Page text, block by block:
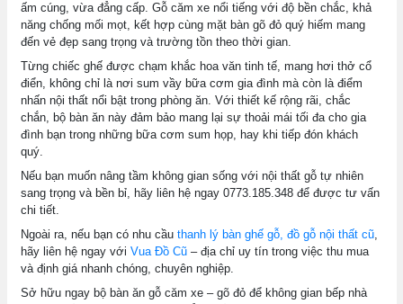
ấm cúng, vừa đẳng cấp. Gỗ căm xe nổi tiếng với độ bền chắc, khả
năng chống mối mọt, kết hợp cùng mặt bàn gõ đỏ quý hiếm mang
đến vẻ đẹp sang trọng và trường tồn theo thời gian.
Từng chiếc ghế được chạm khắc hoa văn tinh tế, mang hơi thở cổ
điển, không chỉ là nơi sum vầy bữa cơm gia đình mà còn là điểm
nhấn nội thất nổi bật trong phòng ăn. Với thiết kế rộng rãi, chắc
chắn, bộ bàn ăn này đảm bảo mang lại sự thoải mái tối đa cho gia
đình bạn trong những bữa cơm sum họp, hay khi tiếp đón khách
quý.
Nếu bạn muốn nâng tầm không gian sống với nội thất gỗ tự nhiên
sang trọng và bền bỉ, hãy liên hệ ngay 0773.185.348 để được tư vấn
chi tiết.
Ngoài ra, nếu bạn có nhu cầu thanh lý bàn ghế gỗ, đồ gỗ nội thất cũ,
hãy liên hệ ngay với Vua Đồ Cũ – địa chỉ uy tín trong việc thu mua
và định giá nhanh chóng, chuyên nghiệp.
Sở hữu ngay bộ bàn ăn gỗ căm xe – gõ đỏ để không gian bếp nhà